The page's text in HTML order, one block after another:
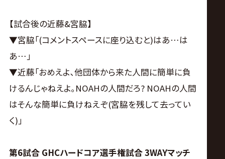
【試合後の近藤&宮脇】
▼宮脇｢(コメントスペースに座り込むと)はあ…は
あ…｣
▼近藤｢おめえよ､他団体から来た人間に簡単に負
けるんじゃねえよ｡NOAHの人間だろ? NOAHの人間
はそんな簡単に負けねえぞ(宮脇を残して去ってい
く)｣
第6試合 GHCハードコア選手権試合 3WAYマッチ